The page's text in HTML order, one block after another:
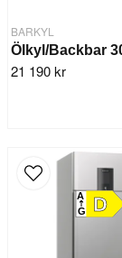
BARKYL
21 190 kr
D
A
G